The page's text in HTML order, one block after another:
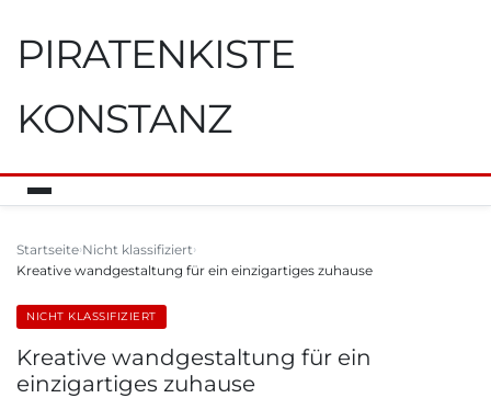
PIRATENKISTE
KONSTANZ
Startseite Nicht klassifiziert
Kreative wandgestaltung für ein einzigartiges zuhause
NICHT KLASSIFIZIERT
Kreative wandgestaltung für ein
einzigartiges zuhause